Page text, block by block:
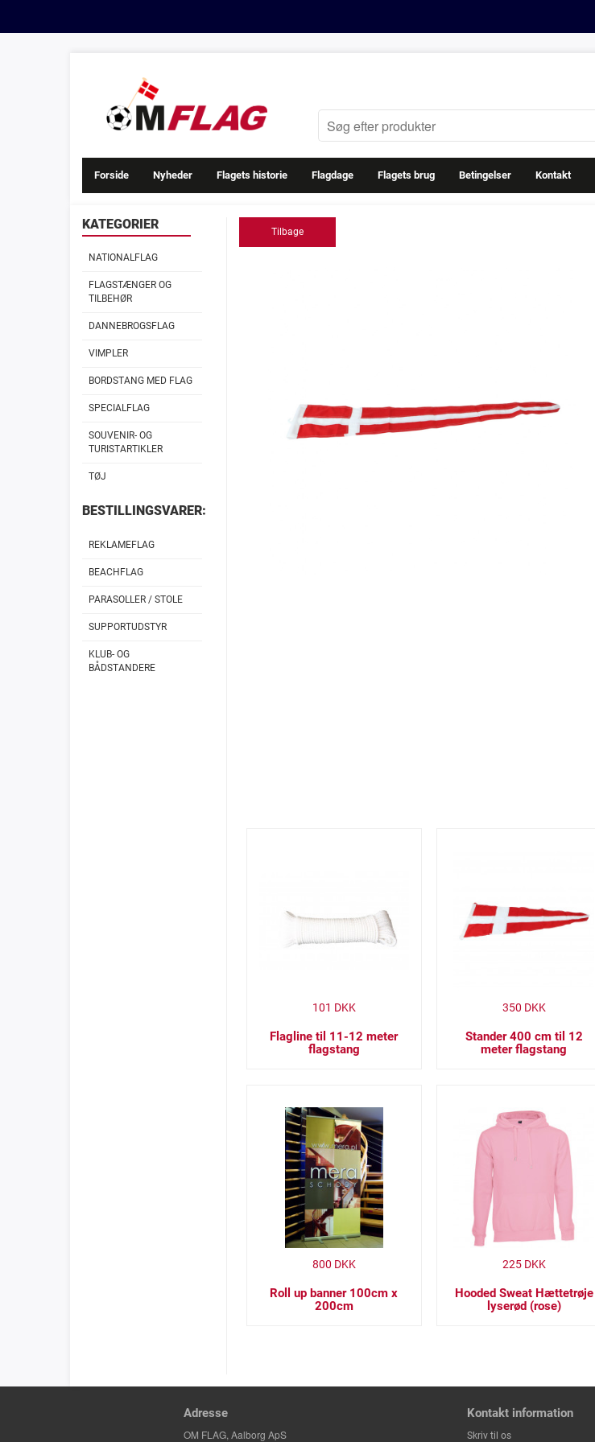
Forside Nyheder Flagets historie Flagdage Flagets brug Betingelser Kontakt
KATEGORIER
NATIONALFLAG
FLAGSTÆNGER OG
TILBEHØR
DANNEBROGSFLAG
VIMPLER
BORDSTANG MED FLAG
SPECIALFLAG
SOUVENIR- OG
TURISTARTIKLER
TØJ
BESTILLINGSVARER:
REKLAMEFLAG
BEACHFLAG
PARASOLLER / STOLE
SUPPORTUDSTYR
KLUB- OG
BÅDSTANDERE
Tilbage
Flagline til 11-12 meter
flagstang
101 DKK
Stander 400 cm til 12
meter flagstang
350 DKK
Roll up banner 100cm x
200cm
800 DKK
Hooded Sweat Hættetrøje
lyserød (rose)
225DKK
Adresse
OM FLAG, Aalborg ApS
Kontakt information
Skriv til os